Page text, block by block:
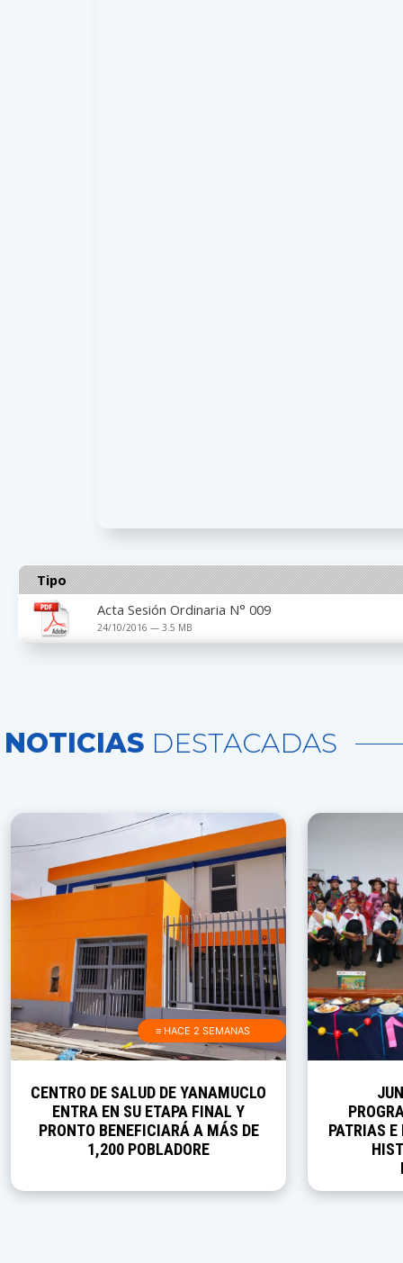
Tipo
Acta Sesión Ordinaria N° 009
24/10/2016 — 3.5 MB
NOTICIAS DESTACADAS
≡ HACE 2 SEMANAS
CENTRO DE SALUD DE YANAMUCLO
ENTRA EN SU ETAPA FINAL Y
PRONTO BENEFICIARÁ A MÁS DE
1,200 POBLADORE
PATRIAS